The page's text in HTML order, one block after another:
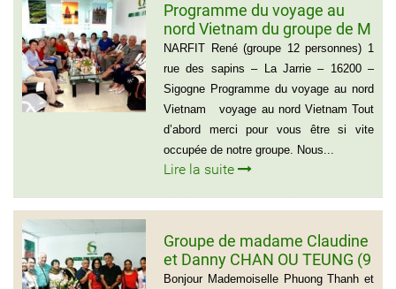
Programme du voyage au
nord Vietnam du groupe de M
NARFIT RENÉ(12
PERSONNES)
NARFIT René (groupe 12 personnes) 1
rue des sapins – La Jarrie – 16200 –
Sigogne Programme du voyage au nord
Vietnam voyage au nord Vietnam Tout
d’abord merci pour vous être si vite
occupée de notre groupe. Nous...
Lire la suite
Groupe de madame Claudine
et Danny CHAN OU TEUNG (9
personnes)
Bonjour Mademoiselle Phuong Thanh et